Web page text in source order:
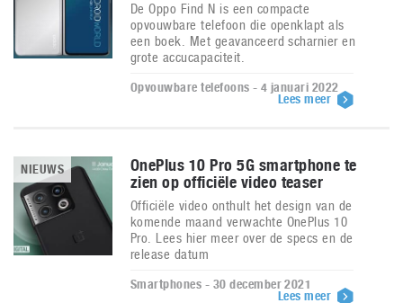
De Oppo Find N is een compacte
opvouwbare telefoon die openklapt als
een boek. Met geavanceerd scharnier en
grote accucapaciteit.
Opvouwbare telefoons - 4 januari 2022
Lees meer
NIEUWS
OnePlus 10 Pro 5G smartphone te
zien op officiële video teaser
Officiële video onthult het design van de
komende maand verwachte OnePlus 10
Pro. Lees hier meer over de specs en de
release datum
Smartphones - 30 december 2021
Lees meer